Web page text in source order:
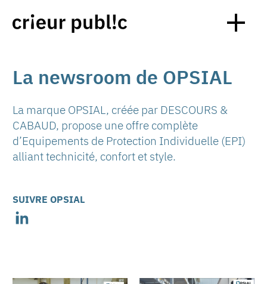
La newsroom de OPSIAL
La marque OPSIAL, créée par DESCOURS &
CABAUD, propose une offre complète
d’Equipements de Protection Individuelle (EPI)
alliant technicité, confort et style.
SUIVRE OPSIAL